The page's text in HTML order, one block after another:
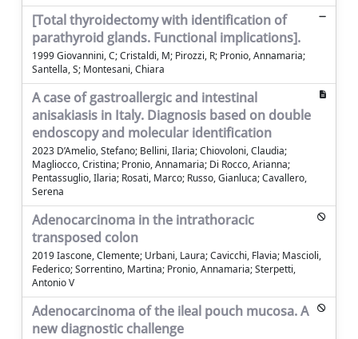
[Total thyroidectomy with identification of
parathyroid glands. Functional implications].
1999 Giovannini, C; Cristaldi, M; Pirozzi, R; Pronio, Annamaria;
Santella, S; Montesani, Chiara
A case of gastroallergic and intestinal
anisakiasis in Italy. Diagnosis based on double
endoscopy and molecular identification
2023 D’Amelio, Stefano; Bellini, Ilaria; Chiovoloni, Claudia;
Magliocco, Cristina; Pronio, Annamaria; Di Rocco, Arianna;
Pentassuglio, Ilaria; Rosati, Marco; Russo, Gianluca; Cavallero,
Serena
Adenocarcinoma in the intrathoracic
transposed colon
2019 Iascone, Clemente; Urbani, Laura; Cavicchi, Flavia; Mascioli,
Federico; Sorrentino, Martina; Pronio, Annamaria; Sterpetti,
Antonio V
Adenocarcinoma of the ileal pouch mucosa. A
new diagnostic challenge